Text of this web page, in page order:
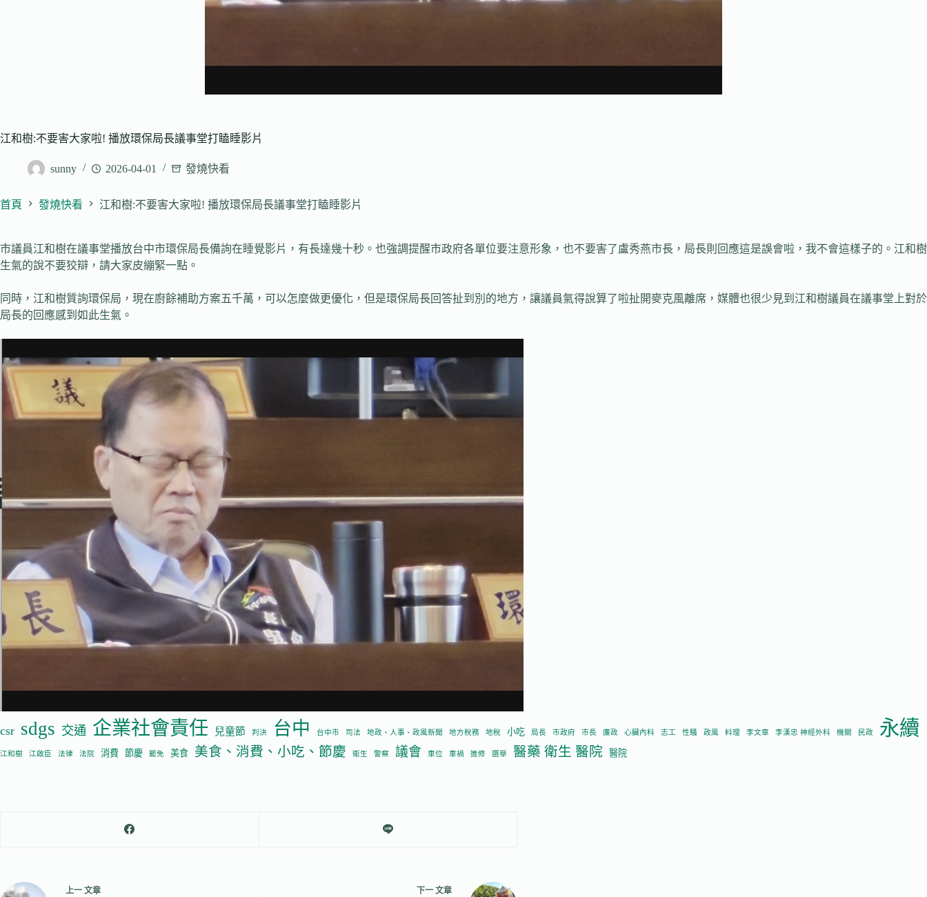
江和樹:不要害大家啦! 播放環保局長議事堂打瞌睡影片
sunny 2026-04-01 發燒快看
首頁 發燒快看 江和樹:不要害大家啦! 播放環保局長議事堂打瞌睡影片
市議員江和樹在議事堂播放台中市環保局長備詢在睡覺影片，有長達幾十秒。也強調提醒市政府各單位要注意形象，也不要害了盧秀燕市長，局長則回應這是誤會啦，我不會這樣子的。江和樹
生氣的說不要狡辯，請大家皮繃緊一點。
同時，江和樹質詢環保局，現在廚餘補助方案五千萬，可以怎麼做更優化，但是環保局長回答扯到別的地方，讓議員氣得說算了啦扯開麥克風離席，媒體也很少見到江和樹議員在議事堂上對於
局長的回應感到如此生氣。
csr sdgs 交通 企業社會責任 兒童節 判決 台中 台中市 司法 地政、人事、政風新聞 地方稅務 地稅 小吃 局長 市政府 市長 廉政 心臟內科 志工 性騷 政風 料理 李文章 李漢忠 神經外科 機關 民政 永續
江和樹 江啟臣 法律 法院 消費 節慶 罷免 美食 美食、消費、小吃、節慶 衛生 警察 議會 車位 車禍 進修 選舉 醫藥 衛生 醫院 醫院
上一 文章 下一 文章